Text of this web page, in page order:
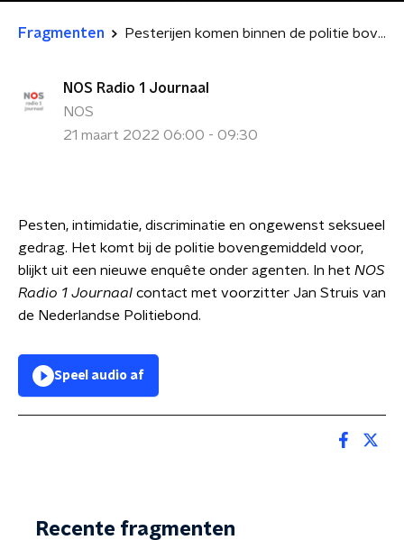
Fragmenten Pesterijen komen binnen de politie bovengemiddeld vaak voor
NOS Radio 1 Journaal
NOS
21 maart 2022 06:00 - 09:30
Pesten, intimidatie, discriminatie en ongewenst seksueel
gedrag. Het komt bij de politie bovengemiddeld voor,
blijkt uit een nieuwe enquête onder agenten. In het NOS
Radio 1 Journaal contact met voorzitter Jan Struis van
de Nederlandse Politiebond.
Speel audio af
Recente fragmenten